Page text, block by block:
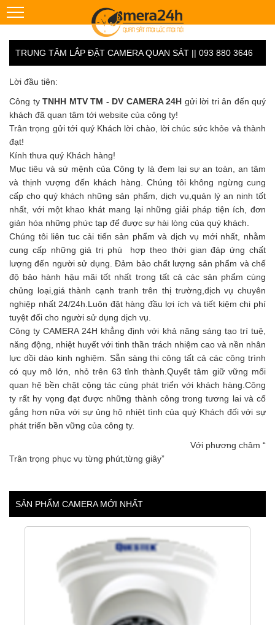
TRUNG TÂM LẮP ĐẶT CAMERA QUAN SÁT || 093 880 3646
Lời đầu tiên:
Công ty TNHH MTV TM - DV CAMERA 24H gửi lời tri ân đến quý
khách đã quan tâm tới website của công ty!
Trân trọng gửi tới quý Khách lời chào, lời chúc sức khỏe và thành
đạt!
Kính thưa quý Khách hàng!
Mục tiêu và sứ mệnh của Công ty là đem lại sự an toàn, an tâm
và thịnh vượng đến khách hàng. Chúng tôi không ngừng cung
cấp cho quý khách những sản phẩm, dịch vụ,quản lý an ninh tốt
nhất, với một khao khát mang lại những giải pháp tiện ích, đơn
giản hóa những phức tạp để được sự hài lòng của quý khách.
Chúng tôi liên tuc cải tiến sản phẩm và dịch vụ mới nhất, nhằm
cung cấp những giá trị phù hợp theo thời gian đáp ứng chất
lượng đến người sử dụng. Đảm bảo chất lượng sản phẩm và chế
độ bảo hành hậu mãi tốt nhất trong tất cả các sản phẩm cùng
chủng loại,giá thành cạnh tranh trên thị trường,dịch vụ chuyên
nghiệp nhất 24/24h.Luôn đặt hàng đầu lợi ích và tiết kiệm chi phí
tuyệt đối cho người sử dụng dịch vụ.
Công ty CAMERA 24H khẳng định với khả năng sáng tạo trí tuệ,
năng động, nhiệt huyết với tinh thần trách nhiệm cao và nền nhân
lực dồi dào kinh nghiệm. Sẵn sàng thi công tất cả các công trình
có quy mô lớn, nhỏ trên 63 tỉnh thành.Quyết tâm giữ vững mối
quan hệ bền chặt cộng tác cùng phát triển với khách hàng.Công
ty rất hy vọng đạt được những thành công trong tương lai và cố
gắng hơn nữa với sự ủng hộ nhiệt tình của quý Khách đối với sự
phát triển bền vững của công ty.
Với phương châm “
Trân trọng phục vụ từng phút,từng giây”
SẢN PHẨM CAMERA MỚI NHẤT